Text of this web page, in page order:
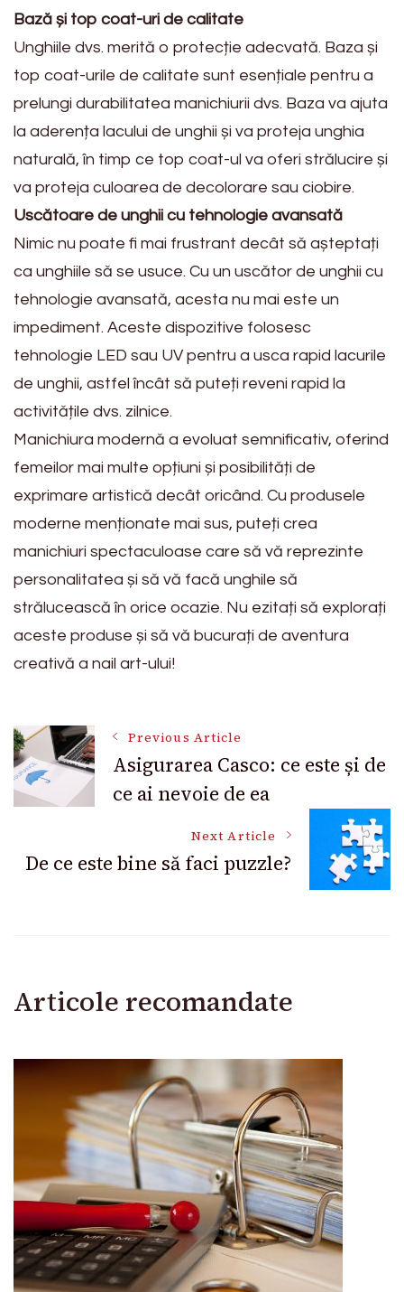
Bază și top coat-uri de calitate
Unghiile dvs. merită o protecție adecvată. Baza și
top coat-urile de calitate sunt esențiale pentru a
prelungi durabilitatea manichiurii dvs. Baza va ajuta
la aderența lacului de unghii și va proteja unghia
naturală, în timp ce top coat-ul va oferi strălucire și
va proteja culoarea de decolorare sau ciobire.
Uscătoare de unghii cu tehnologie avansată
Nimic nu poate fi mai frustrant decât să așteptați
ca unghiile să se usuce. Cu un uscător de unghii cu
tehnologie avansată, acesta nu mai este un
impediment. Aceste dispozitive folosesc
tehnologie LED sau UV pentru a usca rapid lacurile
de unghii, astfel încât să puteți reveni rapid la
activitățile dvs. zilnice.
Manichiura modernă a evoluat semnificativ, oferind
femeilor mai multe opțiuni și posibilități de
exprimare artistică decât oricând. Cu produsele
moderne menționate mai sus, puteți crea
manichiuri spectaculoase care să vă reprezinte
personalitatea și să vă facă unghile să
strălucească în orice ocazie. Nu ezitați să explorați
aceste produse și să vă bucurați de aventura
creativă a nail art-ului!
Post
Navigation
Previous Article
Asigurarea Casco: ce este și de
ce ai nevoie de ea
Next Article
De ce este bine să faci puzzle?
Articole recomandate